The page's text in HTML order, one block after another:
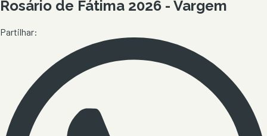
Rosário de Fátima 2026 - Vargem
Partilhar: